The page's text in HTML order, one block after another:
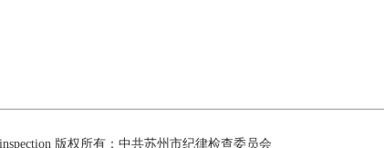
版权所有：中共苏州市纪律检查委员会